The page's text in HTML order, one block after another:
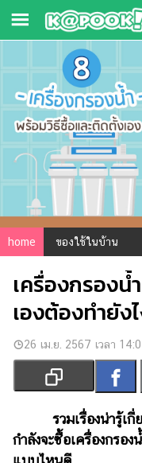
ข่าว-
ความ
รู้
ข่าว
ข่าว
บันเทิง
ตรวจ
หวย
ผล
บอล
สด
การ
เงิน
การ
บันเทิง
home ของใช้ในบ้าน
เครื่องกรอง
เองต้องทำยัง
26 เม.ย. 2567 เวลา
รวมเรื่องน่ารู้เกี่ยว
กำลังจะซื้อเครื่องกรอง